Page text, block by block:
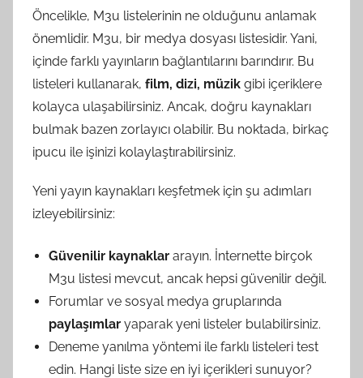
Öncelikle, M3u listelerinin ne olduğunu anlamak
önemlidir. M3u, bir medya dosyası listesidir. Yani,
içinde farklı yayınların bağlantılarını barındırır. Bu
listeleri kullanarak, film, dizi, müzik gibi içeriklere
kolayca ulaşabilirsiniz. Ancak, doğru kaynakları
bulmak bazen zorlayıcı olabilir. Bu noktada, birkaç
ipucu ile işinizi kolaylaştırabilirsiniz.
Yeni yayın kaynakları keşfetmek için şu adımları
izleyebilirsiniz:
Güvenilir kaynaklar arayın. İnternette birçok
M3u listesi mevcut, ancak hepsi güvenilir değil.
Forumlar ve sosyal medya gruplarında
paylaşımlar yaparak yeni listeler bulabilirsiniz.
Deneme yanılma yöntemi ile farklı listeleri test
edin. Hangi liste size en iyi içerikleri sunuyor?